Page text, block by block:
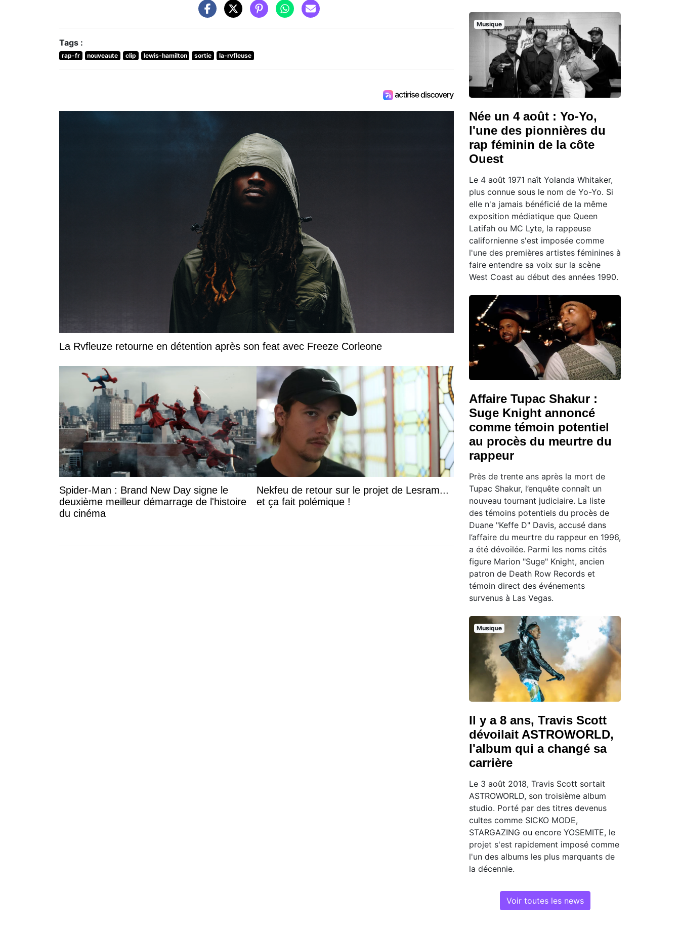
Tags :
rap-fr nouveaute clip lewis-hamilton sortie la-rvfleuse
La Rvfleuze retourne en détention après son feat avec Freeze Corleone
Spider-Man : Brand New Day signe le
deuxième meilleur démarrage de l'histoire
du cinéma
Nekfeu de retour sur le projet de Lesram...
et ça fait polémique !
Musique
Née un 4 août : Yo-Yo,
l'une des pionnières du
rap féminin de la côte
Ouest
Le 4 août 1971 naît Yolanda Whitaker,
plus connue sous le nom de Yo-Yo. Si
elle n'a jamais bénéficié de la même
exposition médiatique que Queen
Latifah ou MC Lyte, la rappeuse
californienne s'est imposée comme
l'une des premières artistes féminines à
faire entendre sa voix sur la scène
West Coast au début des années 1990.
Affaire Tupac Shakur :
Suge Knight annoncé
comme témoin potentiel
au procès du meurtre du
rappeur
Près de trente ans après la mort de
Tupac Shakur, l’enquête connaît un
nouveau tournant judiciaire. La liste
des témoins potentiels du procès de
Duane "Keffe D" Davis, accusé dans
l’affaire du meurtre du rappeur en 1996,
a été dévoilée. Parmi les noms cités
figure Marion "Suge" Knight, ancien
patron de Death Row Records et
témoin direct des événements
survenus à Las Vegas.
Musique
Il y a 8 ans, Travis Scott
dévoilait ASTROWORLD,
l'album qui a changé sa
carrière
Le 3 août 2018, Travis Scott sortait
ASTROWORLD, son troisième album
studio. Porté par des titres devenus
cultes comme SICKO MODE,
STARGAZING ou encore YOSEMITE, le
projet s'est rapidement imposé comme
l'un des albums les plus marquants de
la décennie.
Voir toutes les news